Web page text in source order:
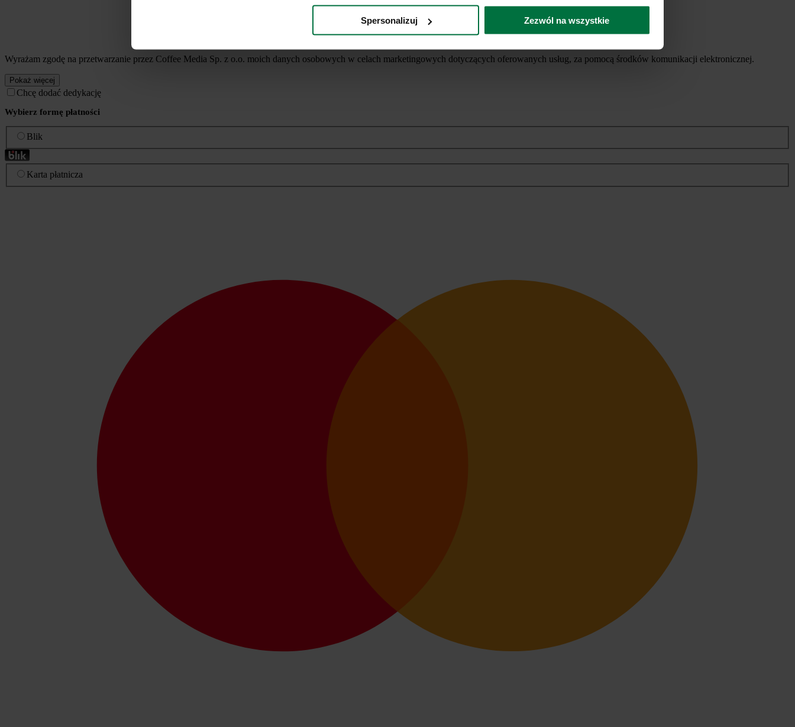
Spersonalizuj Zezwól na wszystkie
Wyrażam zgodę na przetwarzanie przez Coffee Media Sp. z o.o. moich danych osobowych w celach marketingowych dotyczących oferowanych usług, za pomocą środków komunikacji elektronicznej.
Pokaż więcej
Chcę dodać dedykację
Wybierz formę płatności
Blik
Karta płatnicza